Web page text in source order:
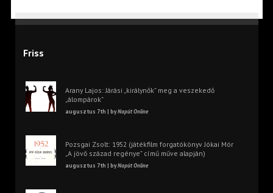
Friss
Arany Lajos: Járási „királynők” meg a veszekedő
„álompárok”
augusztus 7th | byNapút Online
Pozsgai Zsolt: 1952 (játékfilm forgatókönyv Jókai Mór
„A jövő század regénye” című műve alapján)
augusztus 7th | byNapút Online